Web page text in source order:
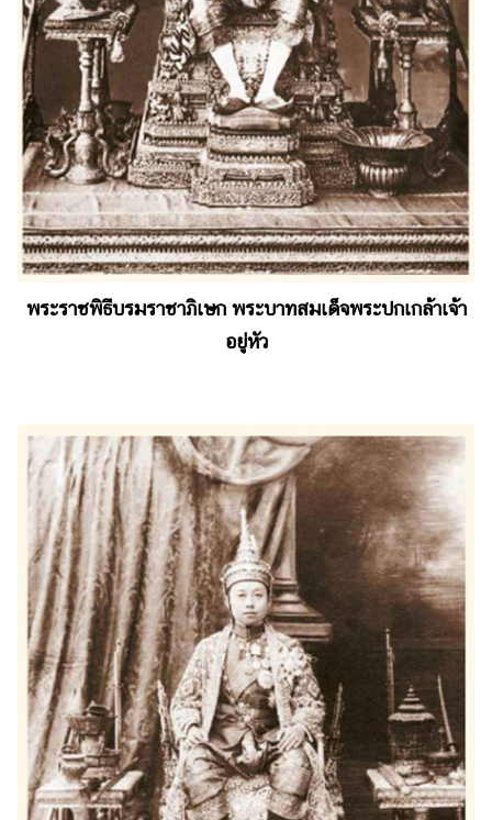
พระราชพิธีบรมราชาภิเษก พระบาทสมเด็จพระปกเกล้าเจ้า
อยู่หัว